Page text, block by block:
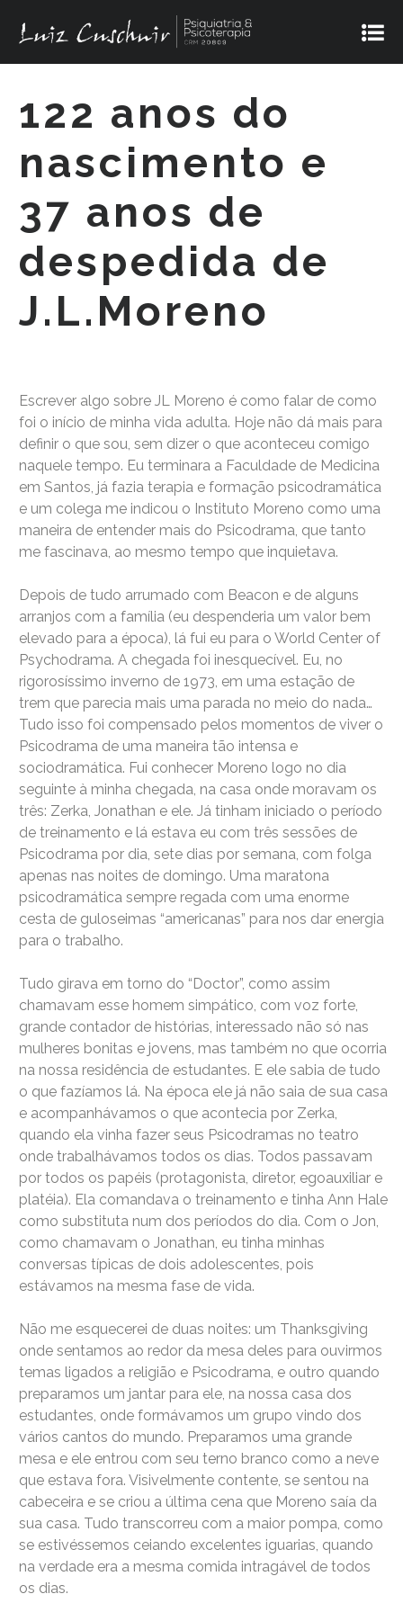
122 anos do
nascimento e
37 anos de
despedida de
J.L.Moreno
Escrever algo sobre JL Moreno é como falar de como
foi o início de minha vida adulta. Hoje não dá mais para
definir o que sou, sem dizer o que aconteceu comigo
naquele tempo. Eu terminara a Faculdade de Medicina
em Santos, já fazia terapia e formação psicodramática
e um colega me indicou o Instituto Moreno como uma
maneira de entender mais do Psicodrama, que tanto
me fascinava, ao mesmo tempo que inquietava.
Depois de tudo arrumado com Beacon e de alguns
arranjos com a família (eu despenderia um valor bem
elevado para a época), lá fui eu para o World Center of
Psychodrama. A chegada foi inesquecível. Eu, no
rigorosíssimo inverno de 1973, em uma estação de
trem que parecia mais uma parada no meio do nada…
Tudo isso foi compensado pelos momentos de viver o
Psicodrama de uma maneira tão intensa e
sociodramática. Fui conhecer Moreno logo no dia
seguinte à minha chegada, na casa onde moravam os
três: Zerka, Jonathan e ele. Já tinham iniciado o período
de treinamento e lá estava eu com três sessões de
Psicodrama por dia, sete dias por semana, com folga
apenas nas noites de domingo. Uma maratona
psicodramática sempre regada com uma enorme
cesta de guloseimas “americanas” para nos dar energia
para o trabalho.
Tudo girava em torno do “Doctor”, como assim
chamavam esse homem simpático, com voz forte,
grande contador de histórias, interessado não só nas
mulheres bonitas e jovens, mas também no que ocorria
na nossa residência de estudantes. E ele sabia de tudo
o que fazíamos lá. Na época ele já não saia de sua casa
e acompanhávamos o que acontecia por Zerka,
quando ela vinha fazer seus Psicodramas no teatro
onde trabalhávamos todos os dias. Todos passavam
por todos os papéis (protagonista, diretor, egoauxiliar e
platéia). Ela comandava o treinamento e tinha Ann Hale
como substituta num dos períodos do dia. Com o Jon,
como chamavam o Jonathan, eu tinha minhas
conversas típicas de dois adolescentes, pois
estávamos na mesma fase de vida.
Não me esquecerei de duas noites: um Thanksgiving
onde sentamos ao redor da mesa deles para ouvirmos
temas ligados a religião e Psicodrama, e outro quando
preparamos um jantar para ele, na nossa casa dos
estudantes, onde formávamos um grupo vindo dos
vários cantos do mundo. Preparamos uma grande
mesa e ele entrou com seu terno branco como a neve
que estava fora. Visivelmente contente, se sentou na
cabeceira e se criou a última cena que Moreno saía da
sua casa. Tudo transcorreu com a maior pompa, como
se estivéssemos ceiando excelentes iguarias, quando
na verdade era a mesma comida intragável de todos
os dias.